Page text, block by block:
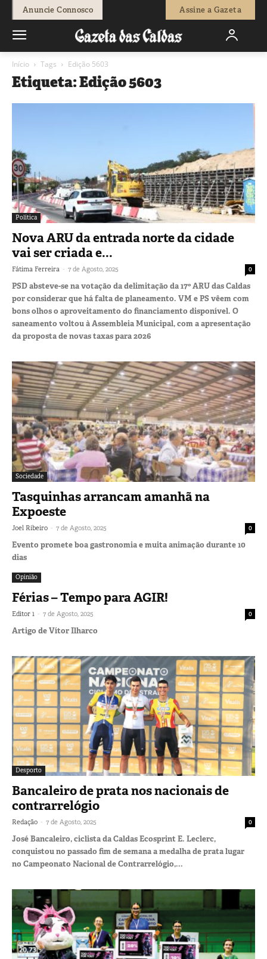
Anuncie Connosco Assine a Gazeta
Início Tags Edição 5603
Etiqueta: Edição 5603
Política
Nova ARU da entrada norte da cidade
vai ser criada e...
Fátima Ferreira - 7 de Agosto, 2025 0
PSD absteve-se na votação da delimitação da 17º ARU das Caldas
por considerar que há falta de planeamento. VM e PS vêem com
bons olhos o aproveitamento do financiamento disponível. O
saneamento voltou à Assembleia Municipal, com a apresentação
da proposta de novas taxas para 2026
Sociedade
Tasquinhas arrancam amanhã na
Expoeste
Joel Ribeiro - 7 de Agosto, 2025 0
Evento promete boa gastronomia e muita animação durante 10
dias
Opinião
Férias – Tempo para AGIR!
Editor 1 - 7 de Agosto, 2025 0
Artigo de Vítor Ilharco
Desporto
Bancaleiro de prata nos nacionais de
contrarrelógio
Redação - 7 de Agosto, 2025 0
José Bancaleiro, ciclista da Caldas Ecosprint E. Leclerc,
conquistou no passado fim de semana a medalha de prata lugar
no Campeonato Nacional de Contrarrelógio,...